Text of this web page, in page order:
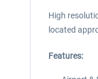
High
located
Features: